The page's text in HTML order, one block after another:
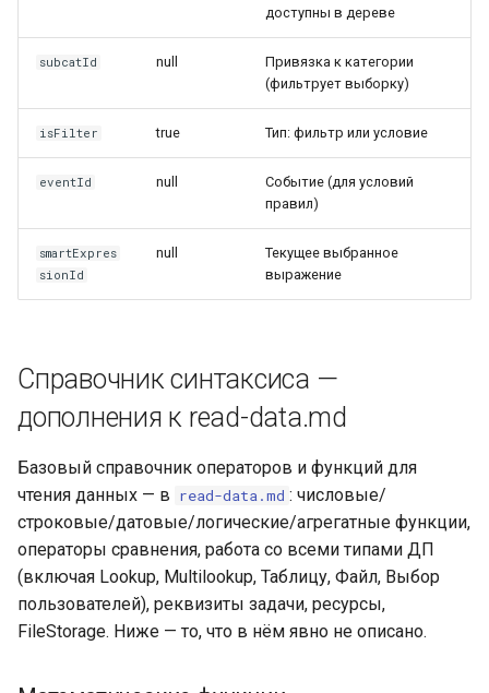
доступны в дереве
subcatId null
Привязка к категории
(фильтрует выборку)
isFilter true Тип: фильтр или условие
eventId null
Событие (для условий
правил)
smartExpres
sionId
null
Текущее выбранное
выражение
Справочник синтаксиса —
дополнения к read-data.md
Базовый справочник операторов и функций для
чтения данных — в read-data.md : числовые/
строковые/датовые/логические/агрегатные функции,
операторы сравнения, работа со всеми типами ДП
(включая Lookup, Multilookup, Таблицу, Файл, Выбор
пользователей), реквизиты задачи, ресурсы,
FileStorage. Ниже — то, что в нём явно не описано.